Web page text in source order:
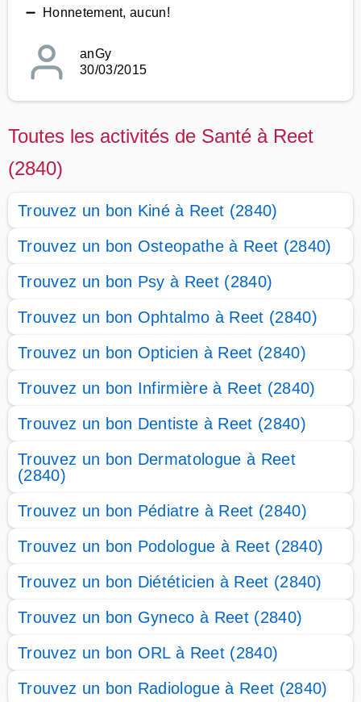
➖ Honnetement, aucun!
anGy
30/03/2015
Toutes les activités de Santé à Reet
(2840)
Trouvez un bon Kiné à Reet (2840)
Trouvez un bon Osteopathe à Reet (2840)
Trouvez un bon Psy à Reet (2840)
Trouvez un bon Ophtalmo à Reet (2840)
Trouvez un bon Opticien à Reet (2840)
Trouvez un bon Infirmière à Reet (2840)
Trouvez un bon Dentiste à Reet (2840)
Trouvez un bon Dermatologue à Reet
(2840)
Trouvez un bon Pédiatre à Reet (2840)
Trouvez un bon Podologue à Reet (2840)
Trouvez un bon Diététicien à Reet (2840)
Trouvez un bon Gyneco à Reet (2840)
Trouvez un bon ORL à Reet (2840)
Trouvez un bon Radiologue à Reet (2840)